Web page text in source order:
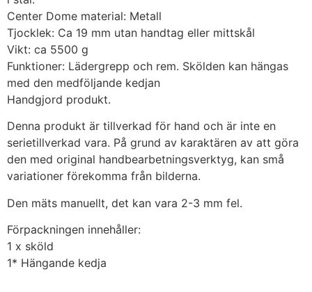
Center Dome material: Metall
Tjocklek: Ca 19 mm utan handtag eller mittskål
Vikt: ca 5500 g
Funktioner: Lädergrepp och rem. Skölden kan hängas
med den medföljande kedjan
Handgjord produkt.
Denna produkt är tillverkad för hand och är inte en
serietillverkad vara. På grund av karaktären av att göra
den med original handbearbetningsverktyg, kan små
variationer förekomma från bilderna.
Den mäts manuellt, det kan vara 2-3 mm fel.
Förpackningen innehåller:
1 x sköld
1* Hängande kedja